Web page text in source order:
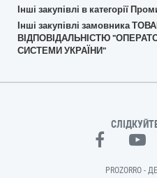
Інші закупівлі в категорії
Інші закупівлі замовника
ВІДПОВІДАЛЬНІСТЮ
СИСТЕМИ УКРАЇНИ"
PROZORRO -